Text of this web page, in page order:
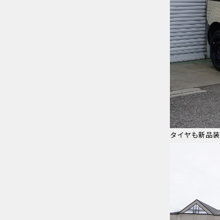
タイヤも新品